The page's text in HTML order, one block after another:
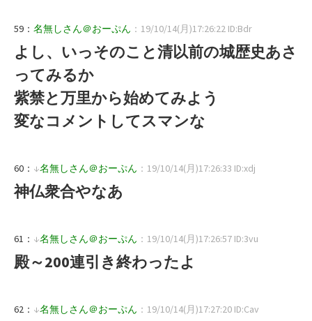
59： 名無しさん＠おーぷん ：19/10/14(月)17:26:22 ID:Bdr
よし、いっそのこと清以前の城歴史あさ
ってみるか
紫禁と万里から始めてみよう
変なコメントしてスマンな
60： ↓名無しさん＠おーぷん ：19/10/14(月)17:26:33 ID:xdj
神仏衆合やなあ
61： ↓名無しさん＠おーぷん ：19/10/14(月)17:26:57 ID:3vu
殿～200連引き終わったよ
62： ↓名無しさん＠おーぷん ：19/10/14(月)17:27:20 ID:Cav